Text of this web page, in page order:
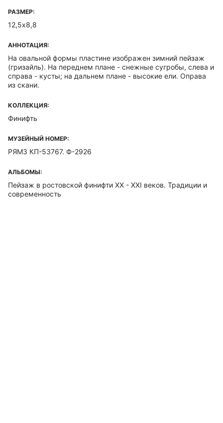
РАЗМЕР:
12,5х8,8
АННОТАЦИЯ:
На овальной формы пластине изображен зимний пейзаж
(гризайль). На переднем плане - снежные сугробы, слева и
справа - кусты; на дальнем плане - высокие ели. Оправа
из скани.
КОЛЛЕКЦИЯ:
Финифть
МУЗЕЙНЫЙ НОМЕР:
РЯМЗ КП-53767. Ф-2926
АЛЬБОМЫ:
Пейзаж в ростовской финифти ХХ - ХХI веков. Традиции и
современность